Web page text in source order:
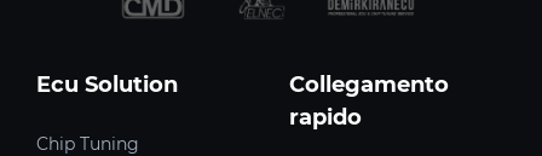
Ecu Solution
Chip Tuning
Collegamento
rapido